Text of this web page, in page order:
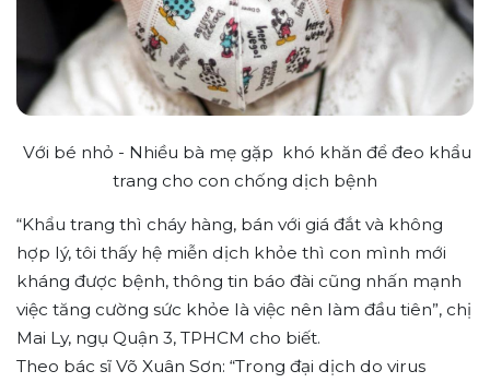
Với bé nhỏ - Nhiều bà mẹ gặp khó khăn để đeo khẩu
trang cho con chống dịch bệnh
“Khẩu trang thì cháy hàng, bán với giá đắt và không
hợp lý, tôi thấy hệ miễn dịch khỏe thì con mình mới
kháng được bệnh, thông tin báo đài cũng nhấn mạnh
việc tăng cường sức khỏe là việc nên làm đầu tiên”, chị
Mai Ly, ngụ Quận 3, TPHCM cho biết.
Theo bác sĩ Võ Xuân Sơn: “Trong đại dịch do virus